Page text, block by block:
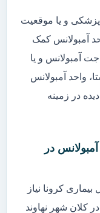
پزشکی و یا موقعیت
آمبولانس کمک
آمبولانس و یا
واحد آمبولانس
در زمینه
در
کرونا نیاز
کلان شهر نهاوند